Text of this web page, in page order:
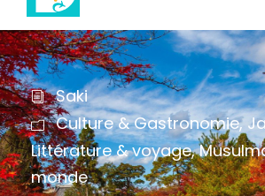
Saki
Culture & Gastronomie,
Littérature & voyage,
monde